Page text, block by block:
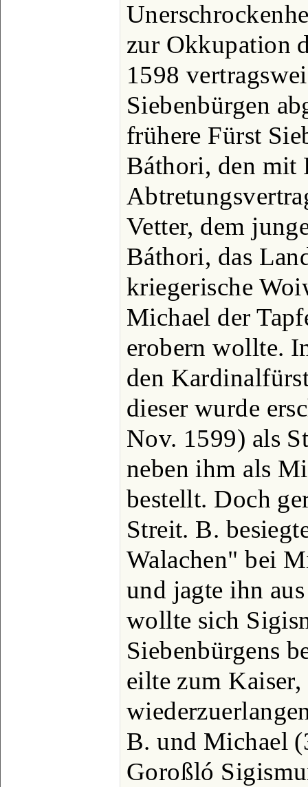
zur Okkupation
1598
Siebenbürgen
frühere Fürst
Báthori, den mit
Vetter, dem
Báthori, das
kriegerische
Michael der
erobern wollte.
den
dieser wurde
Nov. 1599) als
neben ihm als
bestellt. Doch
Streit. B.
Walachen" bei
und jagte ihn
wollte sich
Siebenbürgens
eilte zum Kaiser,
B. und Michael
Goroßló